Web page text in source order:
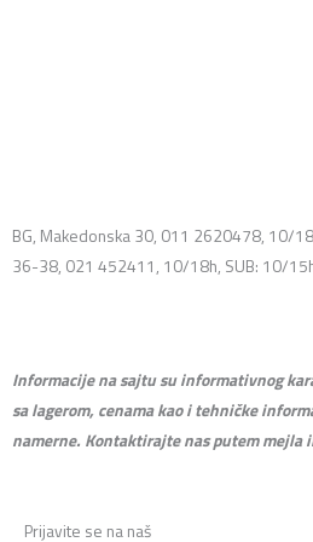
BG, Makedonska 30, 011 2620478, 10/
36-38, 021 452411, 10/18h, SUB: 10/
Informacije na sajtu su informativnog
sa lagerom, cenama kao i tehničke
namerne. Kontaktirajte nas putem mejla
Prijavite se na naš